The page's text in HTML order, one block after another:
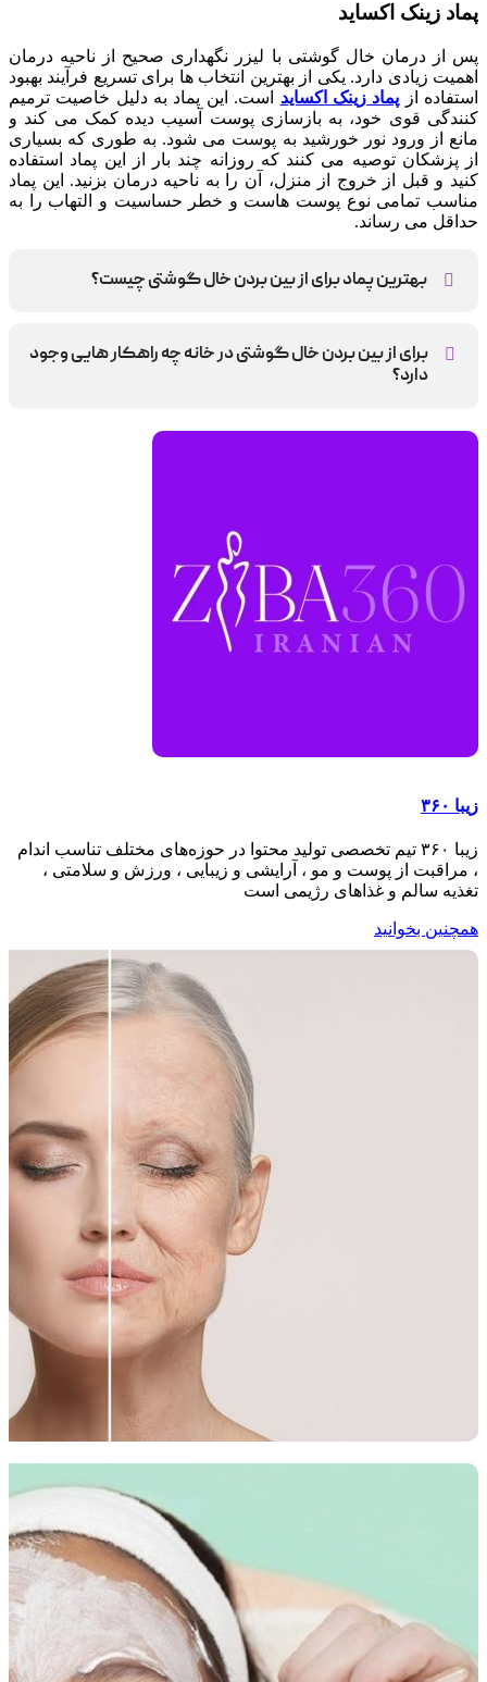
پماد زینک اکساید
پس از درمان خال گوشتی با لیزر نگهداری صحیح از ناحیه درمان
اهمیت زیادی دارد. یکی از بهترین انتخاب ها برای تسریع فرآیند بهبود
استفاده از پماد زینک اکساید است. این پماد به دلیل خاصیت ترمیم
کنندگی قوی خود، به بازسازی پوست آسیب دیده کمک می کند و
مانع از ورود نور خورشید به پوست می شود. به طوری که بسیاری
از پزشکان توصیه می کنند که روزانه چند بار از این پماد استفاده
کنید و قبل از خروج از منزل، آن را به ناحیه درمان بزنید. این پماد
مناسب تمامی نوع پوست هاست و خطر حساسیت و التهاب را به
حداقل می رساند.
بهترین پماد برای از بین بردن خال گوشتی چیست؟
برای از بین بردن خال گوشتی در خانه چه راهکار هایی وجود
دارد؟
زیبا ۳۶۰
زیبا ۳۶۰ تیم تخصصی تولید محتوا در حوزه‌های مختلف تناسب اندام
، مراقبت از پوست و مو ، آرایشی و زیبایی ، ورزش و سلامتی ،
تغذیه سالم و غذاهای رژیمی است
همچنین بخوانید